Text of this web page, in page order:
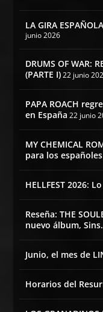
LA GIRA
junio 2026
DRUMS OF WAR:
(PARTE I) 22 junio
PAPA ROACH
en España 22 junio
MY CHEMICAL
para los españoles
HELLFEST 2026:
Reseña: THE
nuevo álbum, Sins.
Junio, el mes de
Horarios del